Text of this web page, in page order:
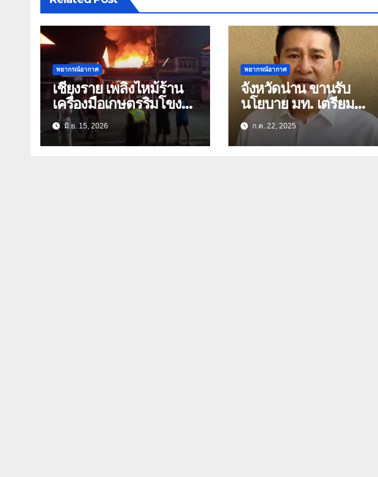
พยากรณ์อากาศ
เชียงราย เพลิงไหม้ร้าน
เครื่องมือเกษตรริมโขง
เชียงแสน เสียหายนับสิบ
ล้าน
มิ.ย. 15, 2026
พยากรณ์อากาศ
จังหวัดน่าน ขานรับ
นโยบาย มท. เตรียม
“War Room” 24 ชม.
รับมือฝนตกหนักทั่ว
ประเทศ 7 วันข้างหน้า
ก.ค. 22, 2025